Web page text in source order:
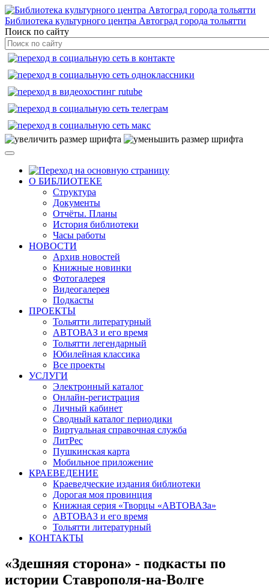
Библиотека культурного центра Автоград города тольятти
Поиск по сайту
О БИБЛИОТЕКЕ
Структура
Документы
Отчёты. Планы
История библиотеки
Часы работы
НОВОСТИ
Архив новостей
Книжные новинки
Фотогалерея
Видеогалерея
Подкасты
ПРОЕКТЫ
Тольятти литературный
АВТОВАЗ и его время
Тольятти легендарный
Юбилейная классика
Все проекты
УСЛУГИ
Электронный каталог
Онлайн-регистрация
Личный кабинет
Сводный каталог периодики
Виртуальная справочная служба
ЛитРес
Пушкинская карта
Мобильное приложение
КРАЕВЕДЕНИЕ
Краеведческие издания библиотеки
Дорогая моя провинция
Книжная серия «Творцы «АВТОВАЗа»
АВТОВАЗ и его время
Тольятти литературный
КОНТАКТЫ
«Здешняя сторона» - подкасты по
истории Ставрополя-на-Волге